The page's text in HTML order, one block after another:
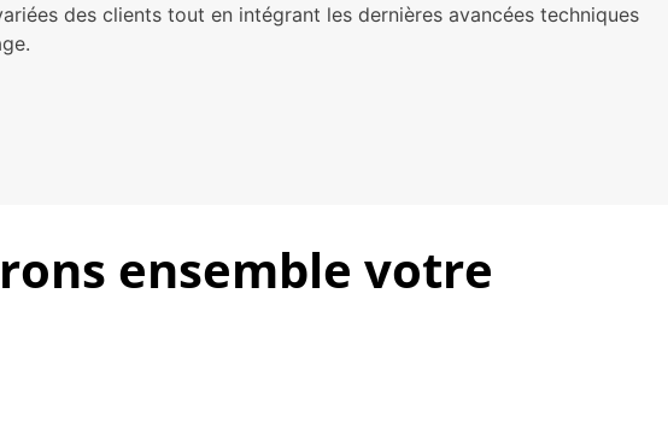
des clients tout en intégrant les dernières avancées techniques
ensemble votre